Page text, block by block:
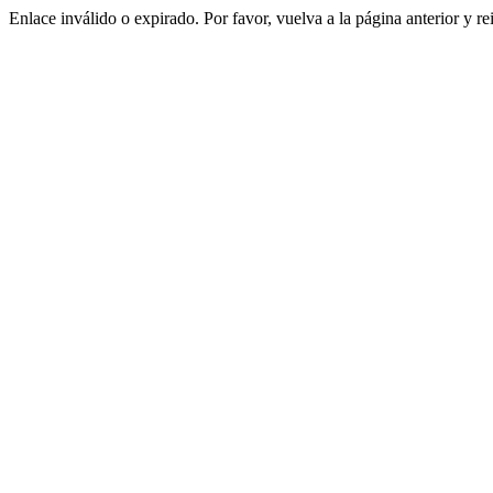
Enlace inválido o expirado. Por favor, vuelva a la página anterior y